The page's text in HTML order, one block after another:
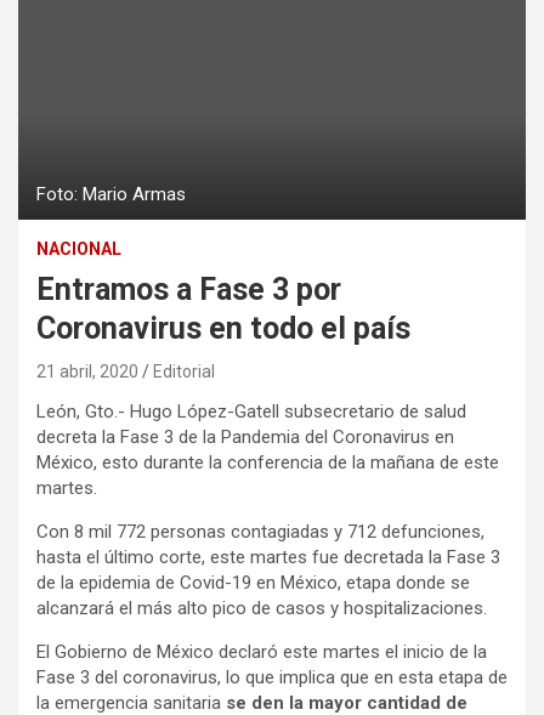
Foto: Mario Armas
NACIONAL
Entramos a Fase 3 por
Coronavirus en todo el país
21 abril, 2020 Editorial
León, Gto.- Hugo López-Gatell subsecretario de salud
decreta la Fase 3 de la Pandemia del Coronavirus en
México, esto durante la conferencia de la mañana de este
martes.
Con 8 mil 772 personas contagiadas y 712 defunciones,
hasta el último corte, este martes fue decretada la Fase 3
de la epidemia de Covid-19 en México, etapa donde se
alcanzará el más alto pico de casos y hospitalizaciones.
El Gobierno de México declaró este martes el inicio de la
Fase 3 del coronavirus, lo que implica que en esta etapa de
la emergencia sanitaria se den la mayor cantidad de